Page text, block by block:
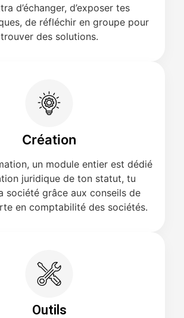
d’échanger, d’exposer tes
de réfléchir en groupe pour
trouver des solutions.
Création
un module entier est dédié
juridique de ton statut, tu
société grâce aux conseils de
en comptabilité des sociétés.
Outils